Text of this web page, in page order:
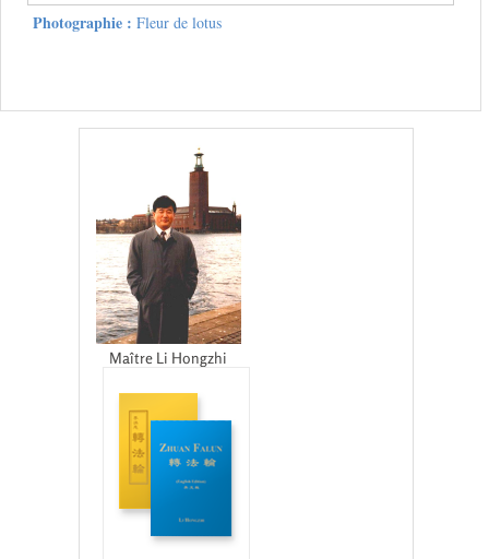
Photographie : Fleur de lotus
Maître Li Hongzhi